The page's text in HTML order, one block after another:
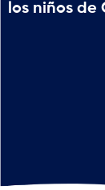
los niños de